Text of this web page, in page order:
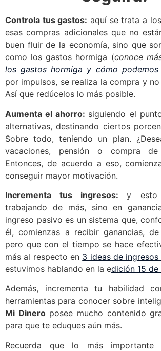
Controla tus gastos: aquí se trata a
esas compras adicionales que no
buen fluir de la economía, sino que
como los gastos hormiga (conoce
los gastos hormiga y cómo podemos
por impulsos, se realiza la compra y
Así que redúcelos lo más posible.
Aumenta el ahorro: siguiendo el
alternativas, destinando ciertos
Sobre todo, teniendo un plan.
vacaciones, pensión o compra
Entonces, de acuerdo a eso,
conseguir mayor motivación.
Incrementa tus ingresos:y esto
trabajando de más, sino en
ingreso pasivo es un sistema que,
él, comienzas a recibir ganancias,
pero que con el tiempo se hace
más al respecto en 3 ideas de ingresos
estuvimos hablando en la edición 15 de
Además, incrementa tu habilidad
herramientas para conocer sobre
Mi Dineroposee mucho contenido
para que te eduques aún más.
Recuerda que lo más